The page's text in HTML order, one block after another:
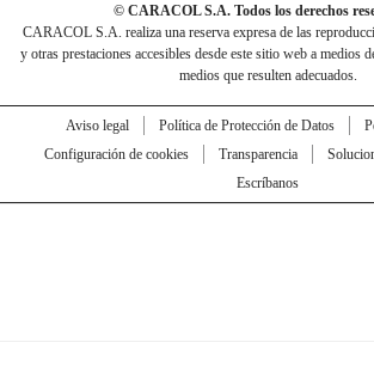
© CARACOL S.A. Todos los derechos
CARACOL S.A. realiza una reserva expresa de las
y otras prestaciones accesibles desde este sitio web a medios
medios que resulten adecuados.
Aviso legal Política de Protección de Datos
Configuración de cookies
Transparencia
Escríbanos